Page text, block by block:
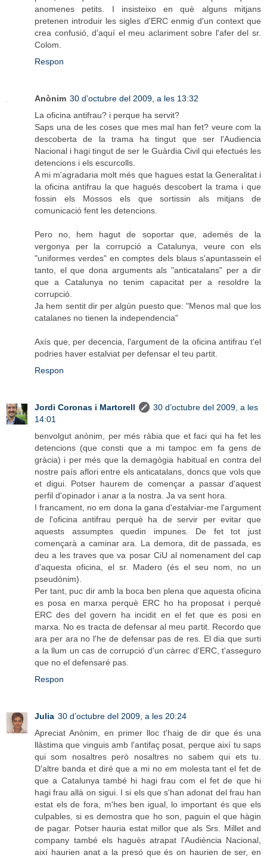
anomenes petits. I insisteixo en què alguns mitjans
pretenen introduir les sigles d'ERC enmig d'un context que
crea confusió, d'aquí el meu aclariment sobre l'afer del sr.
Colom.
Respon
Anònim 30 d’octubre del 2009, a les 13:32
La oficina antifrau? i perque ha servit?
Saps una de les coses que mes mal han fet? veure com la
descoberta de la trama ha tingut que ser l'Audiencia
Nacional i hagi tingut de ser le Guàrdia Civil qui efectués les
detencions i els escurcolls.
A mi m'agradaria molt més que hagues estat la Generalitat i
la oficina antifrau la que hagués descobert la trama i que
fossin els Mossos els que sortissin als mitjans de
comunicació fent les detencions.
Pero no, hem hagut de soportar que, ademés de la
vergonya per la corrupció a Catalunya, veure con els
"uniformes verdes" en comptes dels blaus s'apuntassein el
tanto, el que dona arguments als "anticatalans" per a dir
que a Catalunya no tenim capacitat per a resoldre la
corrupció.
Ja hem sentit dir per algún puesto que: "Menos mal que los
catalanes no tienen la independencia"
Axís que, per decencia, l'argument de la oficina antifrau t'el
podries haver estalviat per defensar el teu partit.
Respon
Jordi Coronas i Martorell
30 d’octubre del 2009, a les
14:01
benvolgut anònim, per més ràbia que et faci qui ha fet les
detencions (que consti que a mi tampoc em fa gens de
gràcia) i per més que la demagògia habitual en contra del
nostre país aflori entre els anticatalans, doncs que vols que
et digui. Potser haurem de començar a passar d'aquest
perfil d'opinador i anar a la nostra. Ja va sent hora.
I francament, no em dona la gana d'estalviar-me l'argument
de l'oficina antifrau perquè ha de servir per evitar que
aquests assumptes quedin impunes. De fet tot just
començarà a caminar ara. La demora, dit de passada, es
deu a les traves que va posar CiU al nomenament del cap
d'aquesta oficina, el sr. Madero (és el seu nom, no un
pseudònim).
Per tant, puc dir amb la boca ben plena que aquesta oficina
es posa en marxa perquè ERC ho ha proposat i perquè
ERC des del govern ha incidit en el fet que es posi en
marxa. No es tracta de defensar al meu partit. Recordo que
ara per ara no l'he de defensar pas de res. El dia que surti
a la llum un cas de corrupció d'un càrrec d'ERC, t'asseguro
que no el defensaré pas.
Respon
Julia 30 d’octubre del 2009, a les 20:24
Apreciat Anònim, en primer lloc t'haig de dir que és una
llàstima que vinguis amb l'antifaç posat, perque així tu saps
qui som nosaltres però nosaltres no sabem qui ets tu.
D'altre banda et diré que a mi no em molesta tant el fet de
que a Catalunya també hi hagi frau com el fet de que hi
hagi frau allà on sigui. I si els que s'han adonat del frau han
estat els de fora, m'hes ben igual, lo important és que els
culpables, si es demostra que ho son, paguin el que hàgin
de pagar. Potser hauria estat millor que als Srs. Millet and
company també els haguès atrapat l'Audiència Nacional,
així haurien anat a la presó que és on haurien de ser, en